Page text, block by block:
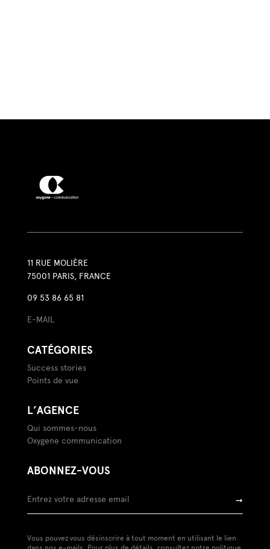
11 RUE MOLIÈRE
75001 PARIS, FRANCE
09 53 86 65 81
E-MAIL
CATÉGORIES
Success stories
Points de vue
L’AGENCE
Qui sommes-nous
Oxygene communication
ABONNEZ-VOUS
➞
Vous pouvez vous désinscrire à tout moment en utilisant le lien